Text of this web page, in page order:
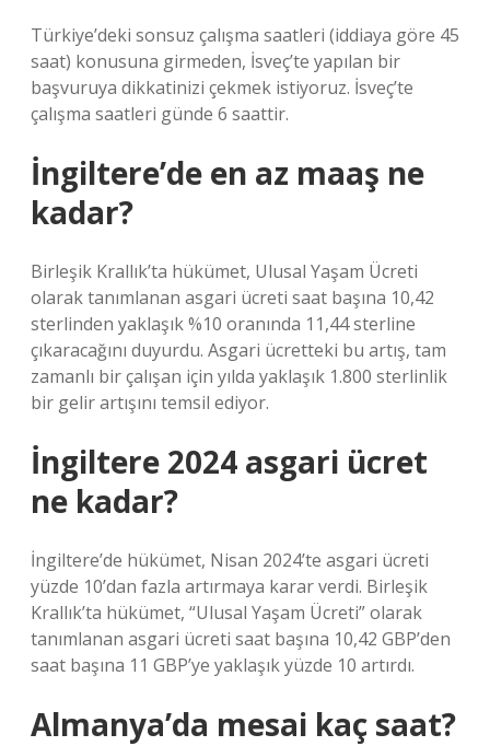
Türkiye’deki sonsuz çalışma saatleri (iddiaya göre 45
saat) konusuna girmeden, İsveç’te yapılan bir
başvuruya dikkatinizi çekmek istiyoruz. İsveç’te
çalışma saatleri günde 6 saattir.
İngiltere’de en az maaş ne
kadar?
Birleşik Krallık’ta hükümet, Ulusal Yaşam Ücreti
olarak tanımlanan asgari ücreti saat başına 10,42
sterlinden yaklaşık %10 oranında 11,44 sterline
çıkaracağını duyurdu. Asgari ücretteki bu artış, tam
zamanlı bir çalışan için yılda yaklaşık 1.800 sterlinlik
bir gelir artışını temsil ediyor.
İngiltere 2024 asgari ücret
ne kadar?
İngiltere’de hükümet, Nisan 2024’te asgari ücreti
yüzde 10’dan fazla artırmaya karar verdi. Birleşik
Krallık’ta hükümet, “Ulusal Yaşam Ücreti” olarak
tanımlanan asgari ücreti saat başına 10,42 GBP’den
saat başına 11 GBP’ye yaklaşık yüzde 10 artırdı.
Almanya’da mesai kaç saat?